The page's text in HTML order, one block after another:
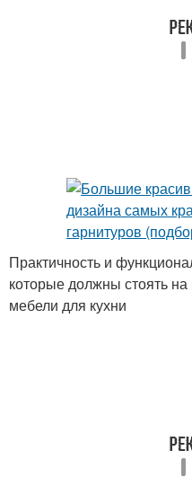
Практичность и
которые должны стоять
мебели для кухни